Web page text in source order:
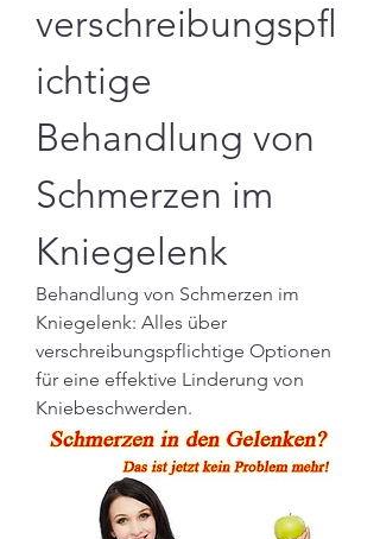
verschreibungspfl
ichtige
Behandlung von
Schmerzen im
Kniegelenk
Behandlung von Schmerzen im
Kniegelenk: Alles über
verschreibungspflichtige Optionen
für eine effektive Linderung von
Kniebeschwerden.